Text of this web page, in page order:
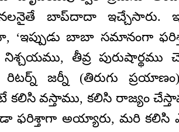
బాప్‌దాదా ఇచ్చేసారు.
‘ఇప్పుడు బాబా సమానంగా
తీవ్ర పురుషార్థము
జర్నీ (తిరుగు
వస్తాము, కలిసి రాజ్యం
ఫరిశ్తాగా అయ్యారు, మరి కలిసి